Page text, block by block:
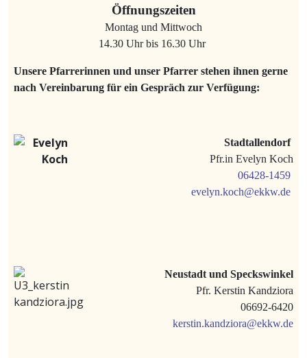
Öffnungszeiten
Montag und Mittwoch
14.30 Uhr bis 16.30 Uhr
Unsere Pfarrerinnen und unser Pfarrer stehen ihnen gerne
nach Vereinbarung für ein Gespräch zur Verfügung:
Stadtallendorf
Pfr.in Evelyn Koch
06428-1459
evelyn.koch@ekkw.de
Neustadt und Speckswinkel
Pfr. Kerstin Kandziora
06692-6420
kerstin.kandziora@ekkw.de